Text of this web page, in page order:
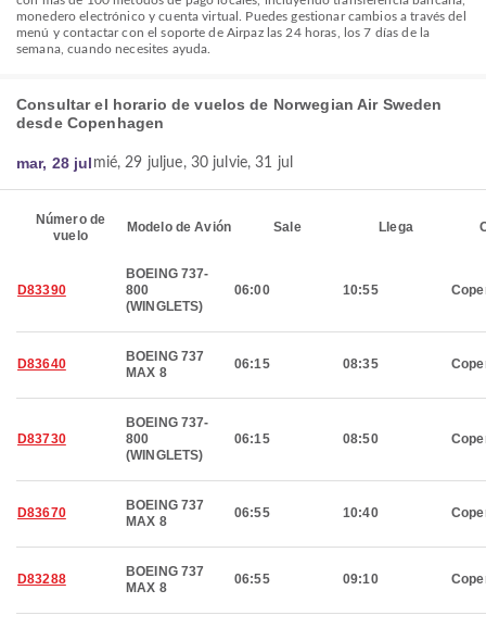
monedero electrónico y cuenta virtual. Puedes gestionar cambios a través del
menú y contactar con el soporte de Airpaz las 24 horas, los 7 días de la
semana, cuando necesites ayuda.
Consultar el horario de vuelos de Norwegian Air Sweden
desde Copenhagen
mar, 28 jul mié, 29 jul jue, 30 jul vie, 31 jul
Número de
vuelo
Modelo de Avión Sale Llega
D83390
BOEING 737-
800
(WINGLETS)
06:00 10:55
D83640
BOEING 737
MAX 8
06:15 08:35
D83730
BOEING 737-
800
(WINGLETS)
06:15 08:50
D83670
BOEING 737
MAX 8
06:55 10:40
D83288
BOEING 737
MAX 8
06:55 09:10